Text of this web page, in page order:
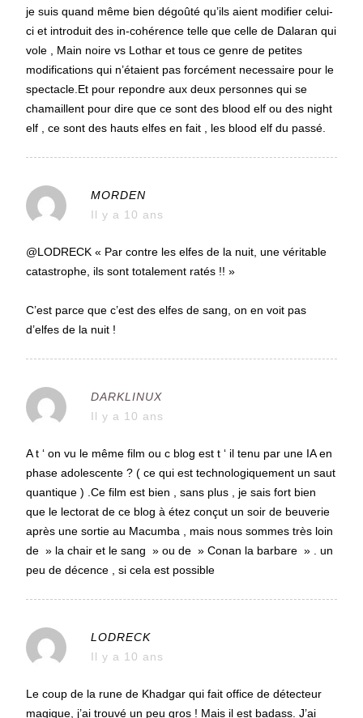
je suis quand même bien dégoûté qu’ils aient modifier celui-
ci et introduit des in-cohérence telle que celle de Dalaran qui
vole , Main noire vs Lothar et tous ce genre de petites
modifications qui n’étaient pas forcément necessaire pour le
spectacle.Et pour repondre aux deux personnes qui se
chamaillent pour dire que ce sont des blood elf ou des night
elf , ce sont des hauts elfes en fait , les blood elf du passé.
MORDEN
Il y a 10 ans
@LODRECK « Par contre les elfes de la nuit, une véritable
catastrophe, ils sont totalement ratés !! »
C’est parce que c’est des elfes de sang, on en voit pas
d’elfes de la nuit !
DARKLINUX
Il y a 10 ans
A t ‘ on vu le même film ou c blog est t ‘ il tenu par une IA en
phase adolescente ? ( ce qui est technologiquement un saut
quantique ) .Ce film est bien , sans plus , je sais fort bien
que le lectorat de ce blog à étez conçut un soir de beuverie
après une sortie au Macumba , mais nous sommes très loin
de » la chair et le sang » ou de » Conan la barbare » . un
peu de décence , si cela est possible
LODRECK
Il y a 10 ans
Le coup de la rune de Khadgar qui fait office de détecteur
magique, j’ai trouvé un peu gros ! Mais il est badass. J’ai